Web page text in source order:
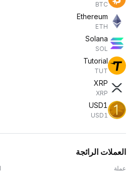
BTC
Ethereum
ETH
Solana
SOL
Tutorial
TUT
XRP
XRP
USD1
USD1
العملات الرائجة
عملة